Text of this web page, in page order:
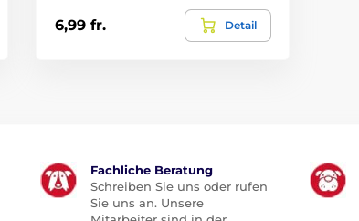
6,99 fr. Detail
Fachliche Beratung
Schreiben Sie uns oder rufen
Sie uns an. Unsere